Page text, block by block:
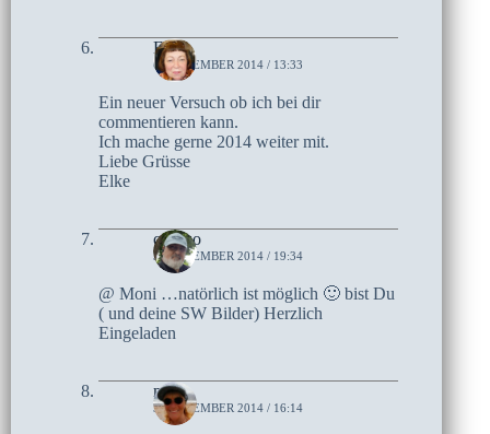
Elke
6. NOVEMBER 2014 / 13:33
Ein neuer Versuch ob ich bei dir
commentieren kann.
Ich mache gerne 2014 weiter mit.
Liebe Grüsse
Elke
czoczo
3. NOVEMBER 2014 / 19:34
@ Moni …natörlich ist möglich 🙂 bist Du
( und deine SW Bilder) Herzlich
Eingeladen
moni
3. NOVEMBER 2014 / 16:14